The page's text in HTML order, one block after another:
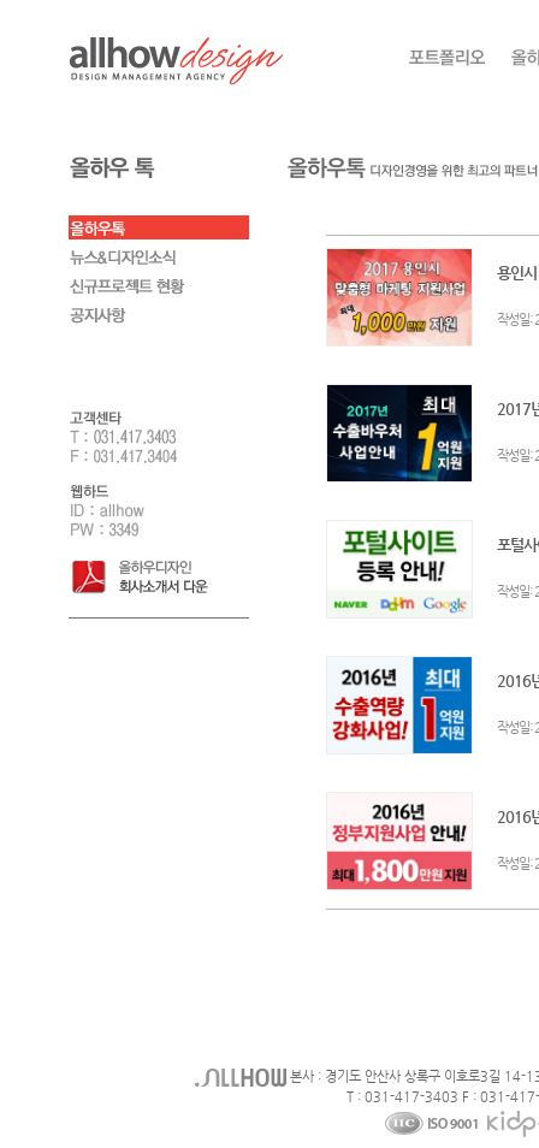
용인
작성일
2017
작성일
포털
작성일
2016
작성일
2016
작성일
본사 : 경기도 안산사 상록구 이호로3길 14-
T : 031-417-3403 F : 031-